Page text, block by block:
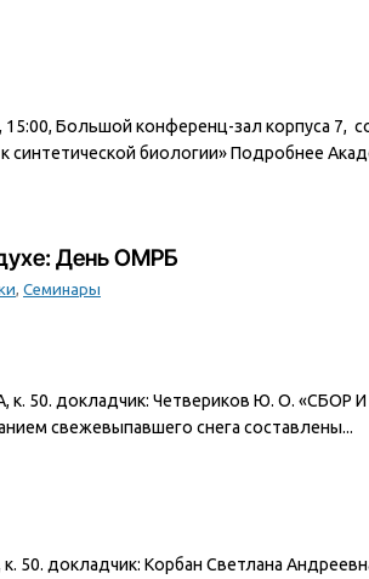
15:00, Большой конференц-зал корпуса
синтетической биологии» Подробнее
День ОМРБ
Семинары
к. 50. докладчик: Четвериков Ю. О.
свежевыпавшего снега составлены...
к. 50. докладчик: Корбан Светлана